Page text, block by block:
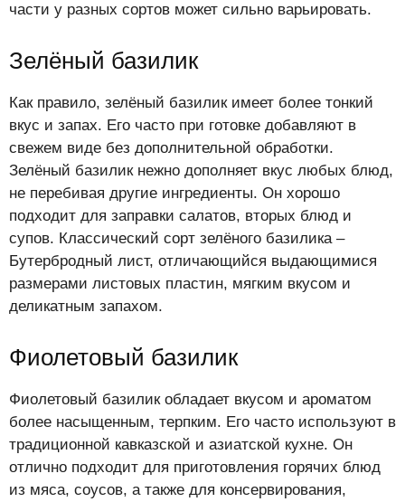
части у разных сортов может сильно варьировать.
Зелёный базилик
Как правило, зелёный базилик имеет более тонкий
вкус и запах. Его часто при готовке добавляют в
свежем виде без дополнительной обработки.
Зелёный базилик нежно дополняет вкус любых блюд,
не перебивая другие ингредиенты. Он хорошо
подходит для заправки салатов, вторых блюд и
супов. Классический сорт зелёного базилика –
Бутербродный лист, отличающийся выдающимися
размерами листовых пластин, мягким вкусом и
деликатным запахом.
Фиолетовый базилик
Фиолетовый базилик обладает вкусом и ароматом
более насыщенным, терпким. Его часто используют в
традиционной кавказской и азиатской кухне. Он
отлично подходит для приготовления горячих блюд
из мяса, соусов, а также для консервирования,